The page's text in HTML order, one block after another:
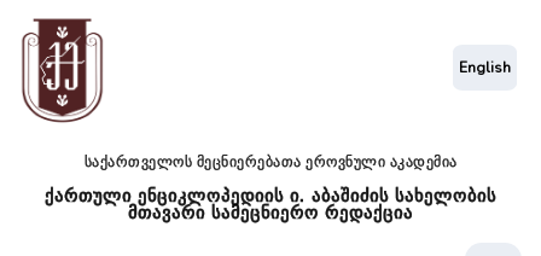
საქართველოს მეცნიერებათა ეროვნული აკადემია
ქართული ენციკლოპედიის ი. აბაშიძის სახელობის
მთავარი სამეცნიერო რედაქცია
English